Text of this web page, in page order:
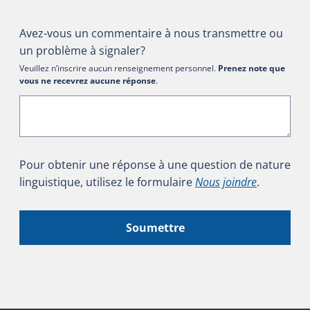
Avez-vous un commentaire à nous transmettre ou
un problème à signaler?
Veuillez n’inscrire aucun renseignement personnel. Prenez note que
vous ne recevrez aucune réponse.
Pour obtenir une réponse à une question de nature
linguistique, utilisez le formulaireNous joindre.
Soumettre